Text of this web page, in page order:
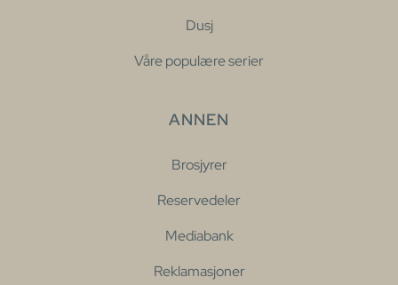
Dusj
Våre populære serier
ANNEN
Brosjyrer
Reservedeler
Mediabank
Reklamasjoner